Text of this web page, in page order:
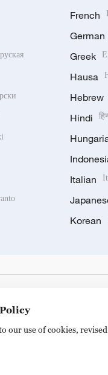
French
German
Greek
Hausa
Hebrew
Hindi
Italian
Korean
号
our use of cookies,